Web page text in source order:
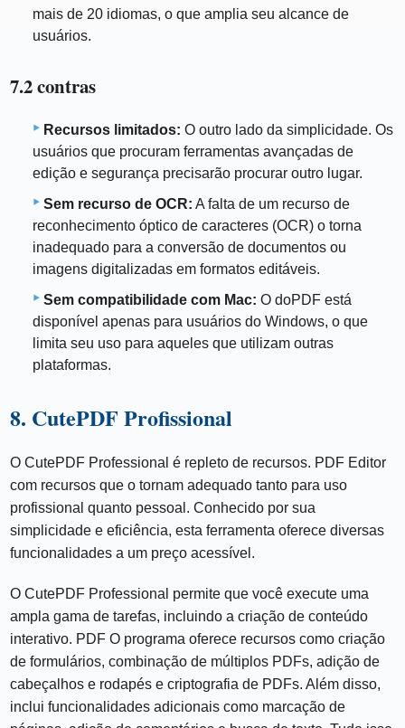
mais de 20 idiomas, o que amplia seu alcance de
usuários.
7.2 contras
Recursos limitados: O outro lado da simplicidade. Os
usuários que procuram ferramentas avançadas de
edição e segurança precisarão procurar outro lugar.
Sem recurso de OCR: A falta de um recurso de
reconhecimento óptico de caracteres (OCR) o torna
inadequado para a conversão de documentos ou
imagens digitalizadas em formatos editáveis.
Sem compatibilidade com Mac: O doPDF está
disponível apenas para usuários do Windows, o que
limita seu uso para aqueles que utilizam outras
plataformas.
8. CutePDF Profissional
O CutePDF Professional é repleto de recursos. PDF Editor
com recursos que o tornam adequado tanto para uso
profissional quanto pessoal. Conhecido por sua
simplicidade e eficiência, esta ferramenta oferece diversas
funcionalidades a um preço acessível.
O CutePDF Professional permite que você execute uma
ampla gama de tarefas, incluindo a criação de conteúdo
interativo. PDF O programa oferece recursos como criação
de formulários, combinação de múltiplos PDFs, adição de
cabeçalhos e rodapés e criptografia de PDFs. Além disso,
inclui funcionalidades adicionais como marcação de